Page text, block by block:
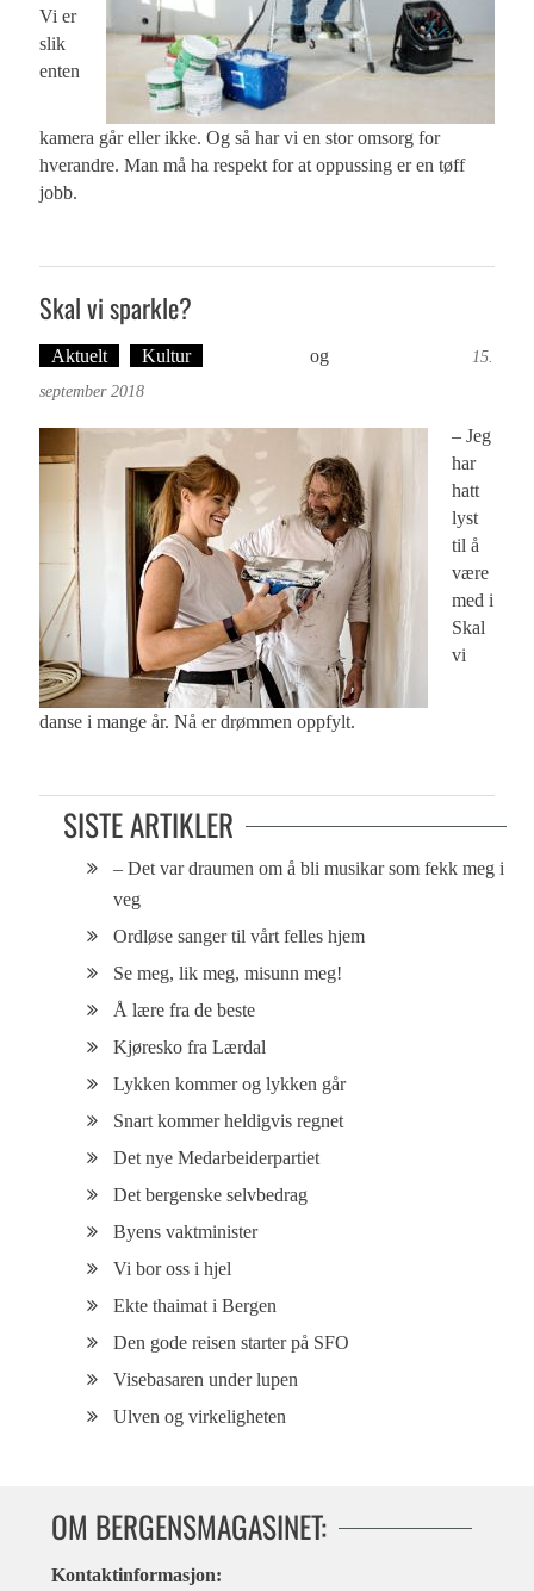
Vi er
slik
enten
kamera går eller ikke. Og så har vi en stor omsorg for
hverandre. Man må ha respekt for at oppussing er en tøff
jobb.
Skal vi sparkle?
Aktuelt Kultur og
15.
september 2018
– Jeg
har
hatt
lyst
til å
være
med i
Skal
vi
danse i mange år. Nå er drømmen oppfylt.
SISTE ARTIKLER
– Det var draumen om å bli musikar som fekk meg i
veg
Ordløse sanger til vårt felles hjem
Se meg, lik meg, misunn meg!
Å lære fra de beste
Kjøresko fra Lærdal
Lykken kommer og lykken går
Snart kommer heldigvis regnet
Det nye Medarbeiderpartiet
Det bergenske selvbedrag
Byens vaktminister
Vi bor oss i hjel
Ekte thaimat i Bergen
Den gode reisen starter på SFO
Visebasaren under lupen
Ulven og virkeligheten
OM BERGENSMAGASINET:
Kontaktinformasjon: